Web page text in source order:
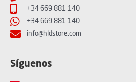
+34 669 881 140
+34 669 881 140
info@hldstore.com
Síguenos